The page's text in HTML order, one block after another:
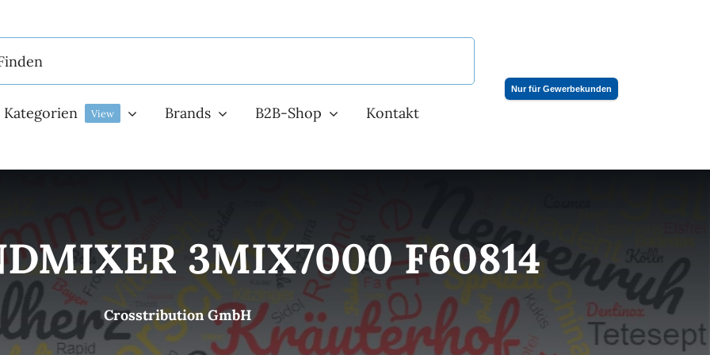
Kategorien View Brands B2B-Shop Kontakt
Nur für Gewerbekunden
3MIX7000 F60814
Crosstribution GmbH